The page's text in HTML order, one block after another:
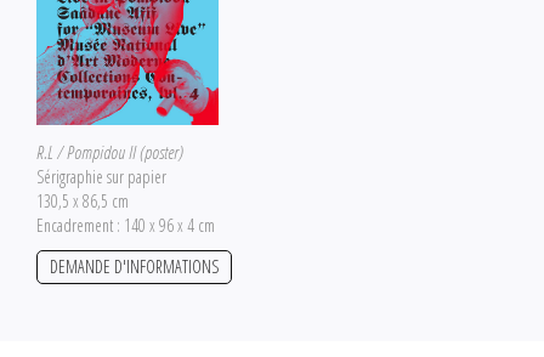
R.L / Pompidou II (poster)
Sérigraphie sur papier
130,5 x 86,5 cm
Encadrement : 140 x 96 x 4 cm
DEMANDE D'INFORMATIONS